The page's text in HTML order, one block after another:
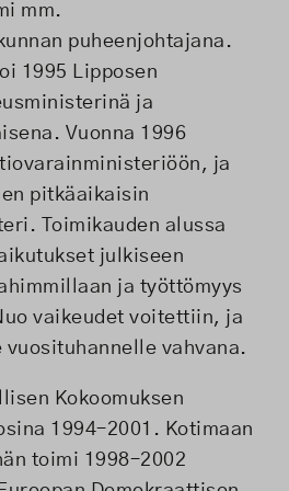
mm.
puheenjohtajana.
1995 Lipposen
ja
Vuonna 1996
ja
pitkäaikaisin
Toimikauden alussa
julkiseen
ja työttömyys
vaikeudet voitettiin, ja
vahvana.
Kokoomuksen
1994–2001. Kotimaan
toimi 1998–2002